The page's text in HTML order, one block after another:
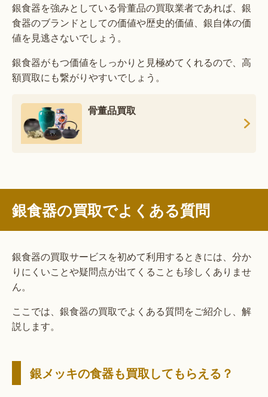
銀食器を強みとしている骨董品の買取業者であれば、銀
食器のブランドとしての価値や歴史的価値、銀自体の価
値を見逃さないでしょう。
銀食器がもつ価値をしっかりと見極めてくれるので、高
額買取にも繋がりやすいでしょう。
骨董品買取
銀食器の買取でよくある質問
銀食器の買取サービスを初めて利用するときには、分か
りにくいことや疑問点が出てくることも珍しくありませ
ん。
ここでは、銀食器の買取でよくある質問をご紹介し、解
説します。
銀メッキの食器も買取してもらえる？